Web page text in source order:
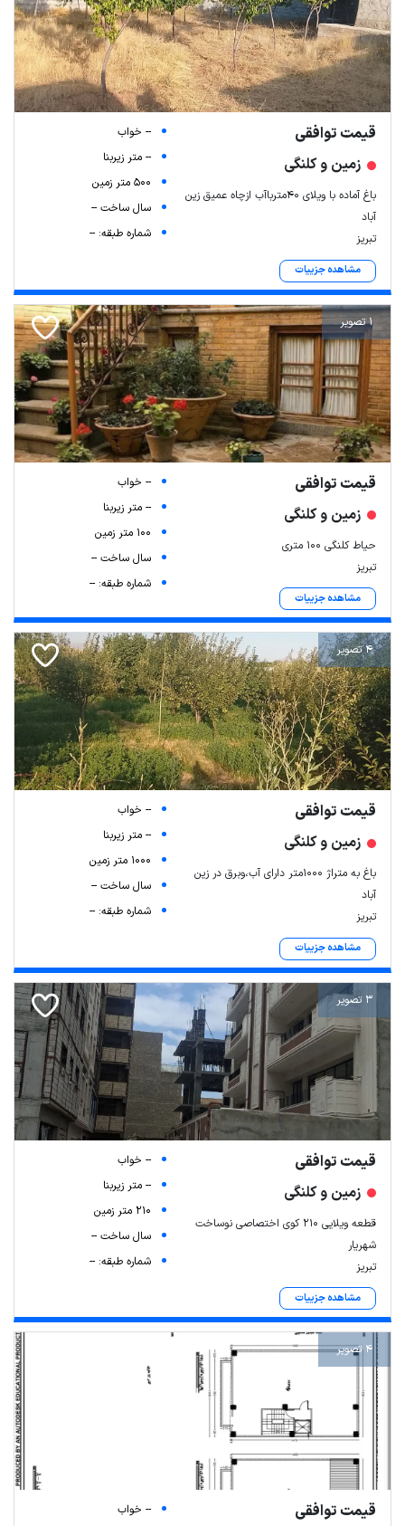
قیمت توافقی
زمین و کلنگی
باغ آماده با ویلای ۴۰مترباآب ازچاه عمیق زین
آباد
تبریز
مشاهده جزییات
-- خواب
-- متر زیربنا
500 متر زمین
سال ساخت --
شماره طبقه: --
1 تصویر
قیمت توافقی
زمین و کلنگی
حیاط کلنگی ۱۰۰ متری
تبریز
مشاهده جزییات
-- خواب
-- متر زیربنا
100 متر زمین
سال ساخت --
شماره طبقه: --
4 تصویر
قیمت توافقی
زمین و کلنگی
باغ به متراژ ۱۰۰۰متر دارای آب،وبرق در زین
آباد
تبریز
مشاهده جزییات
-- خواب
-- متر زیربنا
1000 متر زمین
سال ساخت --
شماره طبقه: --
3 تصویر
قیمت توافقی
زمین و کلنگی
قطعه ویلایی ۲۱۰ کوی اختصاصی نوساخت
شهریار
تبریز
مشاهده جزییات
-- خواب
-- متر زیربنا
210 متر زمین
سال ساخت --
شماره طبقه: --
4 تصویر
قیمت توافقی
-- خواب